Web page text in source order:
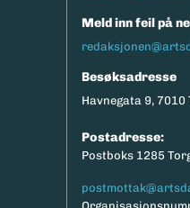
Meld inn feil på
Besøksadresse
Havnegata 9, 7010
Postadresse:
Postboks 1285